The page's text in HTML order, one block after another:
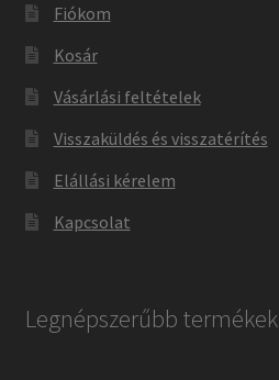
Fiókom
Kosár
Vásárlási feltételek
Visszaküldés és visszatérítés
Elállási kérelem
Kapcsolat
Legnépszerűbb termékek